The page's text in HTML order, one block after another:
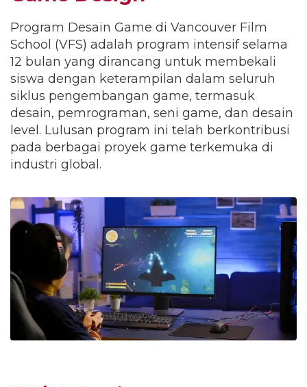
Program Desain Game di Vancouver Film
School (VFS) adalah program intensif selama
12 bulan yang dirancang untuk membekali
siswa dengan keterampilan dalam seluruh
siklus pengembangan game, termasuk
desain, pemrograman, seni game, dan desain
level. Lulusan program ini telah berkontribusi
pada berbagai proyek game terkemuka di
industri global.